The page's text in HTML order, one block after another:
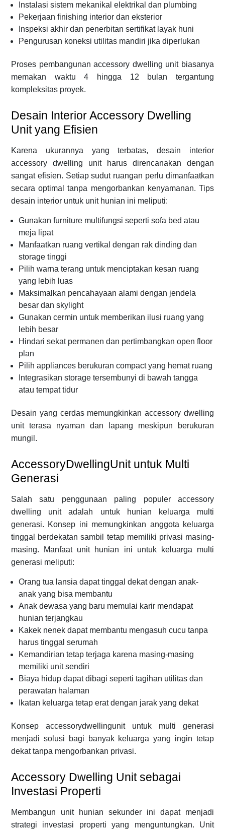
Instalasi sistem mekanikal elektrikal dan plumbing
Pekerjaan finishing interior dan eksterior
Inspeksi akhir dan penerbitan sertifikat layak huni
Pengurusan koneksi utilitas mandiri jika diperlukan
Proses pembangunan accessory dwelling unit biasanya
memakan waktu 4 hingga 12 bulan tergantung
kompleksitas proyek.
Desain Interior Accessory Dwelling
Unit yang Efisien
Karena ukurannya yang terbatas, desain interior
accessory dwelling unit harus direncanakan dengan
sangat efisien. Setiap sudut ruangan perlu dimanfaatkan
secara optimal tanpa mengorbankan kenyamanan. Tips
desain interior untuk unit hunian ini meliputi:
Gunakan furniture multifungsi seperti sofa bed atau
meja lipat
Manfaatkan ruang vertikal dengan rak dinding dan
storage tinggi
Pilih warna terang untuk menciptakan kesan ruang
yang lebih luas
Maksimalkan pencahayaan alami dengan jendela
besar dan skylight
Gunakan cermin untuk memberikan ilusi ruang yang
lebih besar
Hindari sekat permanen dan pertimbangkan open floor
plan
Pilih appliances berukuran compact yang hemat ruang
Integrasikan storage tersembunyi di bawah tangga
atau tempat tidur
Desain yang cerdas memungkinkan accessory dwelling
unit terasa nyaman dan lapang meskipun berukuran
mungil.
AccessoryDwellingUnit untuk Multi
Generasi
Salah satu penggunaan paling populer accessory
dwelling unit adalah untuk hunian keluarga multi
generasi. Konsep ini memungkinkan anggota keluarga
tinggal berdekatan sambil tetap memiliki privasi masing-
masing. Manfaat unit hunian ini untuk keluarga multi
generasi meliputi:
Orang tua lansia dapat tinggal dekat dengan anak-
anak yang bisa membantu
Anak dewasa yang baru memulai karir mendapat
hunian terjangkau
Kakek nenek dapat membantu mengasuh cucu tanpa
harus tinggal serumah
Kemandirian tetap terjaga karena masing-masing
memiliki unit sendiri
Biaya hidup dapat dibagi seperti tagihan utilitas dan
perawatan halaman
Ikatan keluarga tetap erat dengan jarak yang dekat
Konsep accessorydwellingunit untuk multi generasi
menjadi solusi bagi banyak keluarga yang ingin tetap
dekat tanpa mengorbankan privasi.
Accessory Dwelling Unit sebagai
Investasi Properti
Membangun unit hunian sekunder ini dapat menjadi
strategi investasi properti yang menguntungkan. Unit